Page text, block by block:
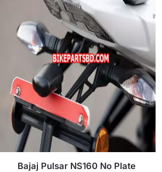
Bajaj Pulsar NS160 No Plate